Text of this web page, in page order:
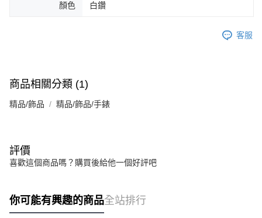
顏色 白鑽
客服
商品相關分類 (1)
精品/飾品 精品/飾品/手錶
評價
喜歡這個商品嗎？購買後給他一個好評吧
你可能有興趣的商品全站排行